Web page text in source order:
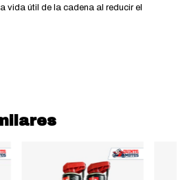
vida útil de la cadena al reducir el